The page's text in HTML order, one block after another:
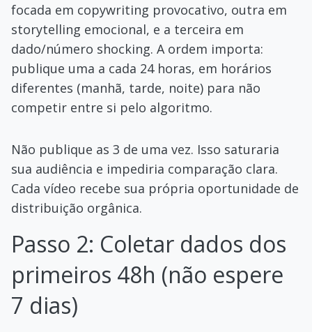
focada em copywriting provocativo, outra em
storytelling emocional, e a terceira em
dado/número shocking. A ordem importa:
publique uma a cada 24 horas, em horários
diferentes (manhã, tarde, noite) para não
competir entre si pelo algoritmo.
Não publique as 3 de uma vez. Isso saturaria
sua audiência e impediria comparação clara.
Cada vídeo recebe sua própria oportunidade de
distribuição orgânica.
Passo 2: Coletar dados dos
primeiros 48h (não espere
7 dias)